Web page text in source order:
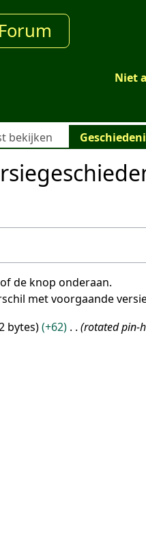
Forum
Niet
bekijken
de knop onderaan.
met voorgaande
bytes +62
rotated pin-